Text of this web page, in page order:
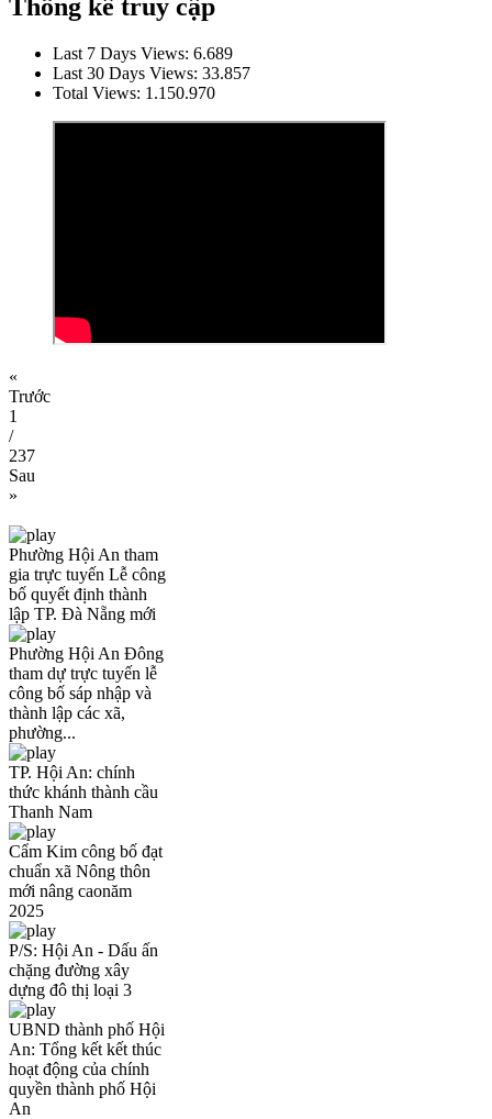
Thống kê truy cập
Last 7 Days Views: 6.689
Last 30 Days Views: 33.857
Total Views: 1.150.970
«
Trước
1
/
237
Sau
»
Phường Hội An tham
gia trực tuyến Lễ công
bố quyết định thành
lập TP. Đà Nẵng mới
Phường Hội An Đông
tham dự trực tuyến lễ
công bố sáp nhập và
thành lập các xã,
phường...
TP. Hội An: chính
thức khánh thành cầu
Thanh Nam
Cẩm Kim công bố đạt
chuẩn xã Nông thôn
mới nâng caonăm
2025
P/S: Hội An - Dấu ấn
chặng đường xây
dựng đô thị loại 3
UBND thành phố Hội
An: Tổng kết kết thúc
hoạt động của chính
quyền thành phố Hội
An